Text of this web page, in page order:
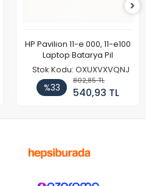
HP Pavilion 11-e 000, 11-e100
Laptop Batarya Pil
Stok Kodu: OXUXVXVQNJ
%33
802,85 TL
540,93 TL